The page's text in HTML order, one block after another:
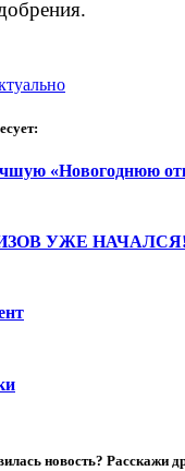
«Новогоднюю
УЖЕ НАЧАЛСЯ!
новость? Расскажи